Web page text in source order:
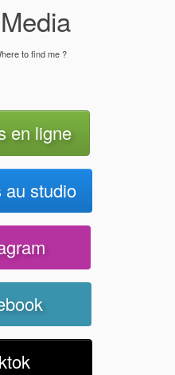
to find me ?
en ligne
au studio